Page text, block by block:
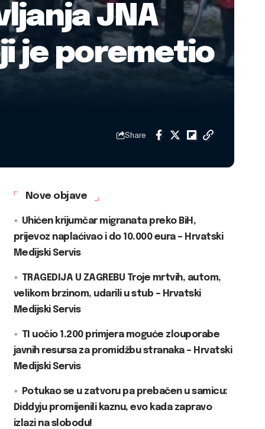
JNA
je poremetio
Share
Nove objave
Uhićen krijumčar migranata preko BiH,
prijevoz naplaćivao i do 10.000 eura – Hrvatski
Medijski Servis
TRAGEDIJA U ZAGREBU Troje mrtvih, autom,
velikom brzinom, udarili u stub – Hrvatski
Medijski Servis
TI uočio 1.200 primjera moguće zlouporabe
javnih resursa za promidžbu stranaka – Hrvatski
Medijski Servis
Potukao se u zatvoru pa prebačen u samicu:
Diddyju promijenili kaznu, evo kada zapravo
izlazi na slobodu!